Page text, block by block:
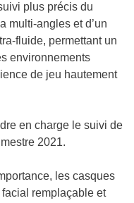
plus précis du
multi-angles et d’un
fluide, permettant un
environnements
de jeu hautement
en charge le suivi de
2021.
les casques
remplaçable et